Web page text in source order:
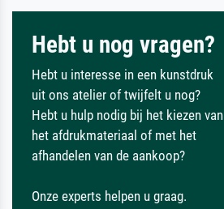
Hebt u nog vragen?
Hebt u interesse in een kunstdruk
uit ons atelier of twijfelt u nog?
Hebt u hulp nodig bij het kiezen van
het afdrukmateriaal of met het
afhandelen van de aankoop?
Onze experts helpen u graag.